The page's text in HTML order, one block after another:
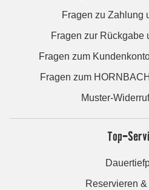
Fragen zu Zahlung
Fragen zur Rückgabe
Fragen zum
Fragen zum
Muster-
Top-
Reservieren